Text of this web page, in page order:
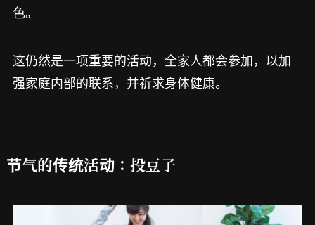
色。
这仍然是一项重要的活动，全家人都会参加，以加
强家庭内部的联系，并祈求身体健康。
节气的传统活动：投豆子